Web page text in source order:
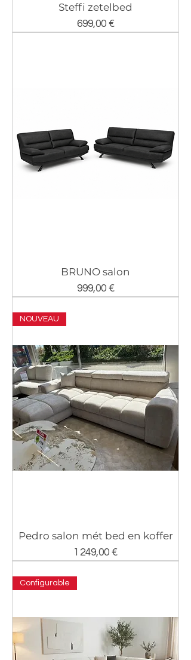
Steffi zetelbed
Prix
699,00 €
BRUNO salon
Prix
999,00 €
NOUVEAU
Pedro salon mét bed en koffer
Prix
1 249,00 €
Configurable